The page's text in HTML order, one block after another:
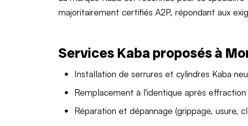
majoritairement certifiés A2P, répondant aux
Services Kaba proposés à
Installation de serrures et cylindres Kaba
Remplacement à l'identique après effraction
Réparation et dépannage (grippage, usure,